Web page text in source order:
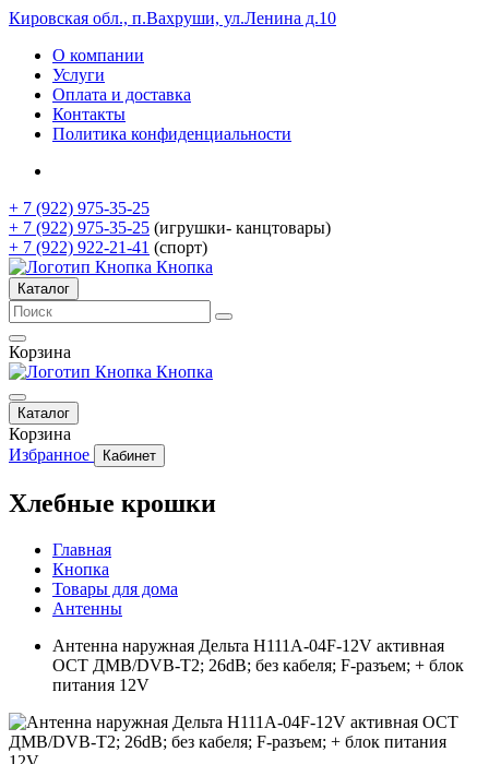
Кировская обл., п.Вахруши, ул.Ленина д.10
О компании
Услуги
Оплата и доставка
Контакты
Политика конфиденциальности
+ 7 (922) 975-35-25
+ 7 (922) 975-35-25 (игрушки- канцтовары)
+ 7 (922) 922-21-41 (спорт)
Кнопка
Каталог
Корзина
Кнопка
Каталог
Корзина
Избранное
Кабинет
Хлебные крошки
Главная
Кнопка
Товары для дома
Антенны
Антенна наружная Дельта H111A-04F-12V активная
ОСТ ДМВ/DVB-T2; 26dB; без кабеля; F-разъем; + блок
питания 12V